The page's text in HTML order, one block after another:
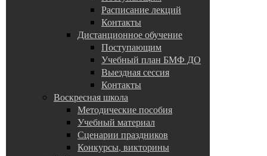
Расписание лекций
Контакты
Дистанционное обучение
Поступающим
Учебный план БМФ ДО
Выездная сессия
Контакты
Воскресная школа
Методические пособия
Учебный материал
Сценарии праздников
Конкурсы, викторины